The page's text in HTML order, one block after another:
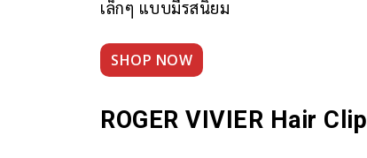
เล็กๆ แบบมีรสนิยม
SHOP NOW
ROGER VIVIER Hair Clip